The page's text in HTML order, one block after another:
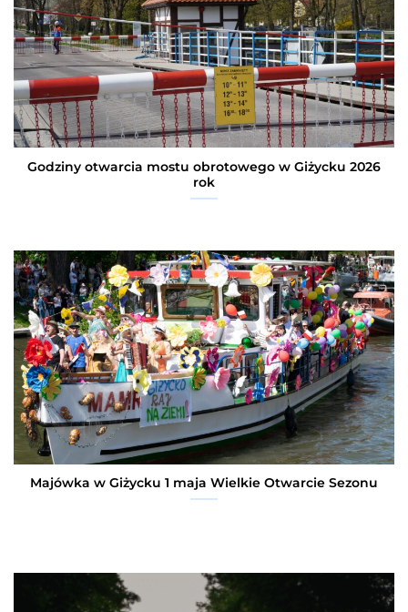
Godziny otwarcia mostu obrotowego w Giżycku 2026
rok
Majówka w Giżycku 1 maja Wielkie Otwarcie Sezonu